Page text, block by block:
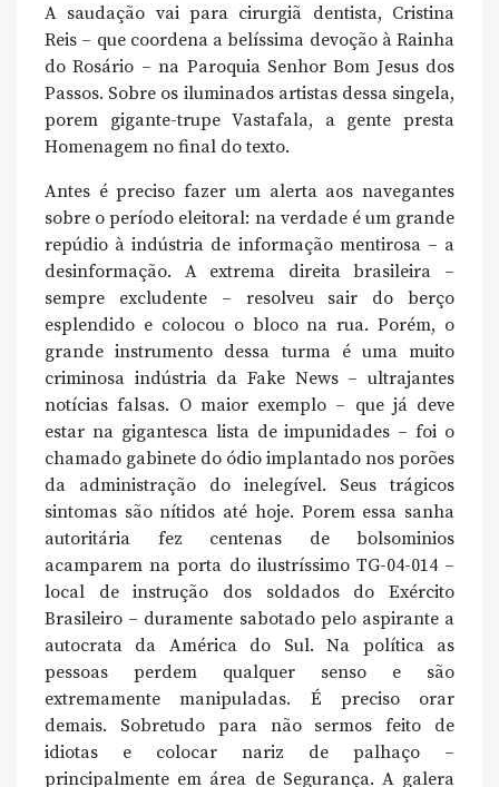
A saudação vai para cirurgiã dentista, Cristina
Reis – que coordena a belíssima devoção à Rainha
do Rosário – na Paroquia Senhor Bom Jesus dos
Passos. Sobre os iluminados artistas dessa singela,
porem gigante-trupe Vastafala, a gente presta
Homenagem no final do texto.
Antes é preciso fazer um alerta aos navegantes
sobre o período eleitoral: na verdade é um grande
repúdio à indústria de informação mentirosa – a
desinformação. A extrema direita brasileira –
sempre excludente – resolveu sair do berço
esplendido e colocou o bloco na rua. Porém, o
grande instrumento dessa turma é uma muito
criminosa indústria da Fake News – ultrajantes
notícias falsas. O maior exemplo – que já deve
estar na gigantesca lista de impunidades – foi o
chamado gabinete do ódio implantado nos porões
da administração do inelegível. Seus trágicos
sintomas são nítidos até hoje. Porem essa sanha
autoritária fez centenas de bolsominios
acamparem na porta do ilustríssimo TG-04-014 –
local de instrução dos soldados do Exército
Brasileiro – duramente sabotado pelo aspirante a
autocrata da América do Sul. Na política as
pessoas perdem qualquer senso e são
extremamente manipuladas. É preciso orar
demais. Sobretudo para não sermos feito de
idiotas e colocar nariz de palhaço –
principalmente em área de Segurança. A galera